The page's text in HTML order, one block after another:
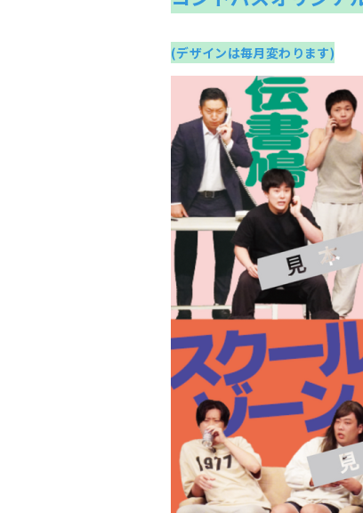
(デザインは毎月変わります)